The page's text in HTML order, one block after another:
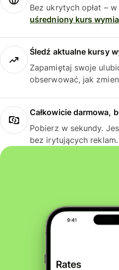
Bez ukrytych opłat –
uśredniony kurs
Śledź aktualne kursy
Zapamiętaj swoje
obserwować, jak
Całkowicie darmowa,
Pobierz w sekundy.
bez irytujących reklam.